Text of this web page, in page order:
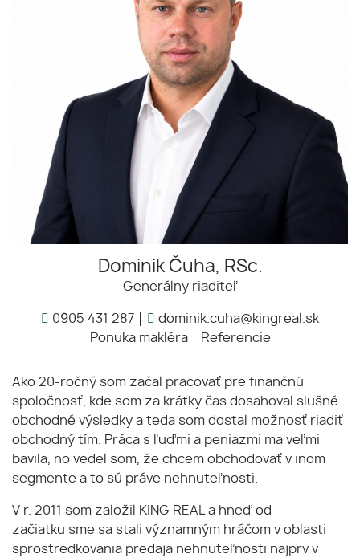
Dominik Čuha, RSc.
Generálny riaditeľ
0905 431 287
dominik.cuha@kingreal.sk
Ponuka makléra
Referencie
Ako 20-ročný som začal pracovať pre finančnú
spoločnosť, kde som za krátky čas dosahoval slušné
obchodné výsledky a teda som dostal možnosť riadiť
obchodný tím. Práca s ľuďmi a peniazmi ma veľmi
bavila, no vedel som, že chcem obchodovať v inom
segmente a to sú práve nehnuteľnosti.
V r. 2011 som založil KING REAL a hneď od
začiatku sme sa stali významným hráčom v oblasti
sprostredkovania predaja nehnuteľnosti najprv v